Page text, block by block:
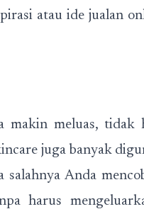
atau ide jualan
makin meluas,
juga banyak
Anda
harus